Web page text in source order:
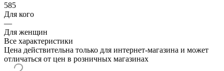
585
Для кого
—
Для женщин
Все характеристики
Цена действительна только для интернет-магазина и может
отличаться от цен в розничных магазинах